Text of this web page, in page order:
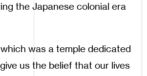
the Japanese colonial era
was a temple dedicated
us the belief that our lives